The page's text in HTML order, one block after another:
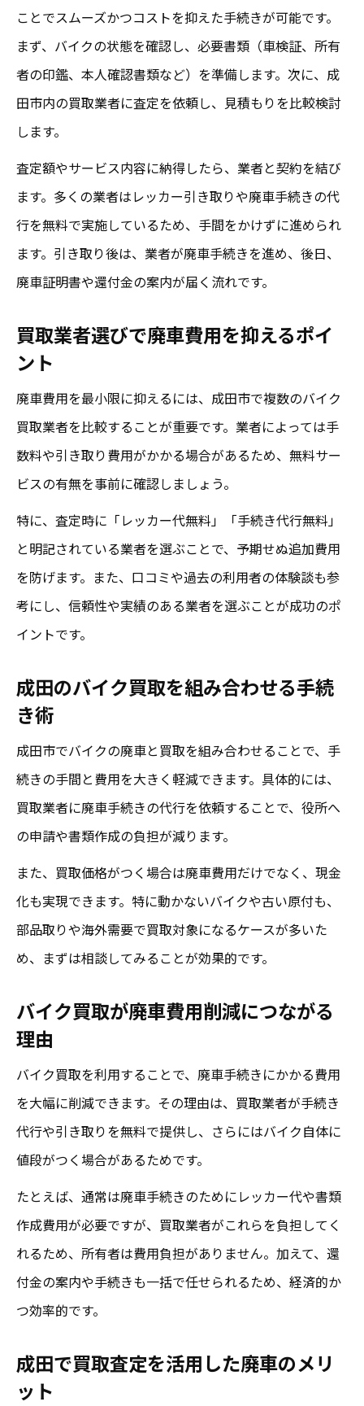
ことでスムーズかつコストを抑えた手続きが可能です。
まず、バイクの状態を確認し、必要書類（車検証、所有
者の印鑑、本人確認書類など）を準備します。次に、成
田市内の買取業者に査定を依頼し、見積もりを比較検討
します。
査定額やサービス内容に納得したら、業者と契約を結び
ます。多くの業者はレッカー引き取りや廃車手続きの代
行を無料で実施しているため、手間をかけずに進められ
ます。引き取り後は、業者が廃車手続きを進め、後日、
廃車証明書や還付金の案内が届く流れです。
買取業者選びで廃車費用を抑えるポイ
ント
廃車費用を最小限に抑えるには、成田市で複数のバイク
買取業者を比較することが重要です。業者によっては手
数料や引き取り費用がかかる場合があるため、無料サー
ビスの有無を事前に確認しましょう。
特に、査定時に「レッカー代無料」「手続き代行無料」
と明記されている業者を選ぶことで、予期せぬ追加費用
を防げます。また、口コミや過去の利用者の体験談も参
考にし、信頼性や実績のある業者を選ぶことが成功のポ
イントです。
成田のバイク買取を組み合わせる手続
き術
成田市でバイクの廃車と買取を組み合わせることで、手
続きの手間と費用を大きく軽減できます。具体的には、
買取業者に廃車手続きの代行を依頼することで、役所へ
の申請や書類作成の負担が減ります。
また、買取価格がつく場合は廃車費用だけでなく、現金
化も実現できます。特に動かないバイクや古い原付も、
部品取りや海外需要で買取対象になるケースが多いた
め、まずは相談してみることが効果的です。
バイク買取が廃車費用削減につながる
理由
バイク買取を利用することで、廃車手続きにかかる費用
を大幅に削減できます。その理由は、買取業者が手続き
代行や引き取りを無料で提供し、さらにはバイク自体に
値段がつく場合があるためです。
たとえば、通常は廃車手続きのためにレッカー代や書類
作成費用が必要ですが、買取業者がこれらを負担してく
れるため、所有者は費用負担がありません。加えて、還
付金の案内や手続きも一括で任せられるため、経済的か
つ効率的です。
成田で買取査定を活用した廃車のメリ
ット